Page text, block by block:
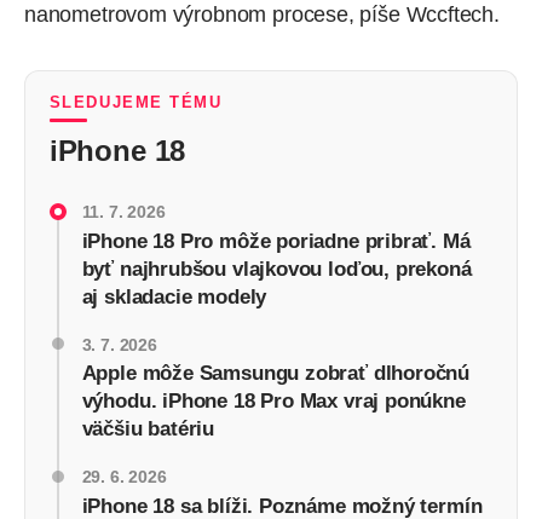
nanometrovom výrobnom procese, píšeWccftech.
SLEDUJEME TÉMU
iPhone 18
11. 7. 2026
iPhone 18 Pro môže poriadne pribrať. Má
byť najhrubšou vlajkovou loďou, prekoná
aj skladacie modely
3. 7. 2026
Apple môže Samsungu zobrať dlhoročnú
výhodu. iPhone 18 Pro Max vraj ponúkne
väčšiu batériu
29. 6. 2026
iPhone 18 sa blíži. Poznáme možný termín